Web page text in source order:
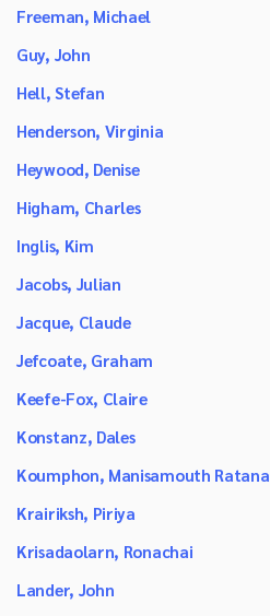
Freeman, Michael
Guy, John
Hell, Stefan
Henderson, Virginia
Heywood, Denise
Higham, Charles
Inglis, Kim
Jacobs, Julian
Jacque, Claude
Jefcoate, Graham
Keefe-Fox, Claire
Konstanz, Dales
Koumphon, Manisamouth Ratana
Krairiksh, Piriya
Krisadaolarn, Ronachai
Lander, John